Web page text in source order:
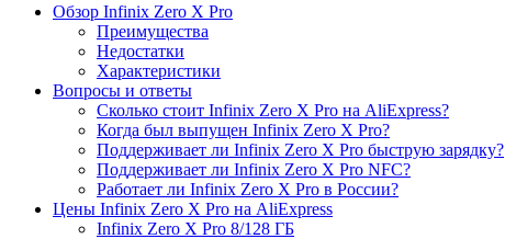
Обзор Infinix Zero X Pro
Преимущества
Недостатки
Характеристики
Вопросы и ответы
Сколько стоит Infinix Zero X Pro на AliExpress?
Когда был выпущен Infinix Zero X Pro?
Поддерживает ли Infinix Zero X Pro быструю зарядку?
Поддерживает ли Infinix Zero X Pro NFC?
Работает ли Infinix Zero X Pro в России?
Цены Infinix Zero X Pro на AliExpress
Infinix Zero X Pro 8/128 ГБ